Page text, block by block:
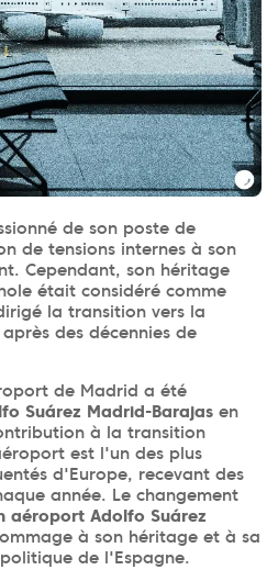
de son poste de
de tensions internes à son
Cependant, son héritage
était considéré comme
la transition vers la
des décennies de
de Madrid a été
Suárez Madrid-Barajas en
à la transition
est l'un des plus
d'Europe, recevant des
année. Le changement
aéroport Adolfo Suárez
à son héritage et à sa
de l'Espagne.